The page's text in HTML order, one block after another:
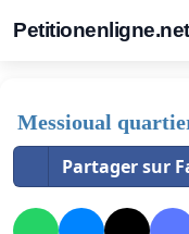
Petitionenligne.net
Messioual
Partager sur